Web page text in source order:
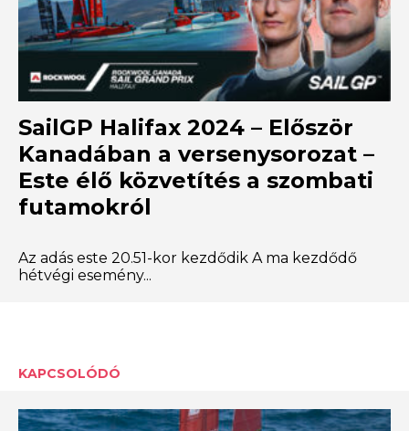
SailGP Halifax 2024 – Először
Kanadában a versenysorozat –
Este élő közvetítés a szombati
futamokról
Az adás este 20.51-kor kezdődik A ma kezdődő
hétvégi esemény...
KAPCSOLÓDÓ